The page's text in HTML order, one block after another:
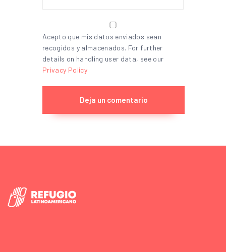
Acepto que mis datos enviados sean
recogidos y almacenados. For further
details on handling user data, see our
Privacy Policy